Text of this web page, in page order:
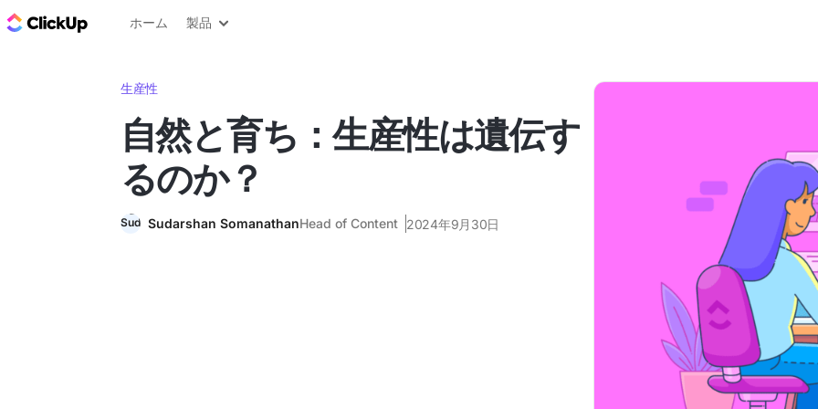
ClickUp ブログ
ホーム 製品
生産性
自然と育ち：生産性は遺伝す
るのか？
Sudarshan SomanathanHead of Content 2024年9月30日